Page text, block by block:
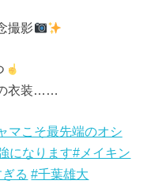
撮影
衣装……
マこそ最先端のオシ
になります#メイキン
る #千葉雄大